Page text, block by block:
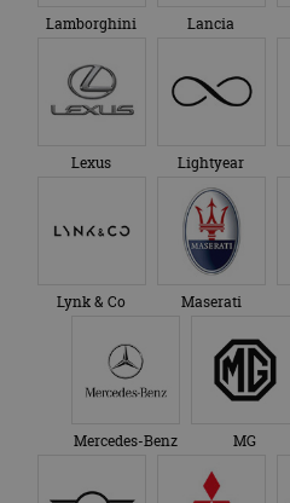
Lamborghini Lancia
Lexus Lightyear
Lynk & Co Maserati
Mercedes-Benz MG